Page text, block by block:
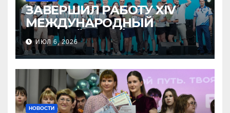
ЗАВЕРШИЛ РАБОТУ XIV
МЕЖДУНАРОДНЫЙ
МОЛОДЁЖНЫЙ
ПРОМЫШЛЕННЫЙ ФОРУМ
«ИНЖЕНЕРЫ БУДУЩЕГО –
2026»
ИЮЛ 6, 2026
НОВОСТИ